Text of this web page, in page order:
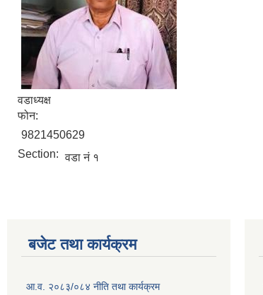
वडाध्यक्ष
फोन:
9821450629
Section: वडा नं १
बजेट तथा कार्यक्रम
आ.व. २०८३/०८४ नीति तथा कार्यक्रम